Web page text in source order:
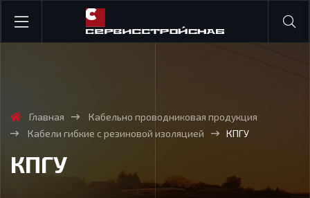
Главная
Кабельно проводниковая продукция
Кабели гибкие с резиновой изоляцией
КПГУ
КПГУ